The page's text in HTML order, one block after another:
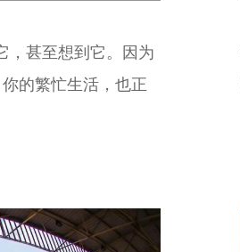
，甚至想到它。因为
的繁忙生活，也正